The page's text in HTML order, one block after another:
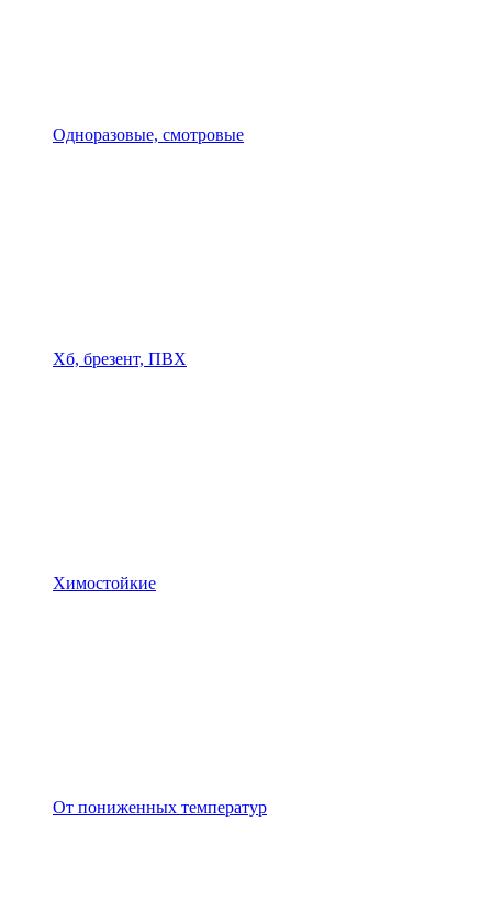
Одноразовые, смотровые
Хб, брезент, ПВХ
Химостойкие
От пониженных температур